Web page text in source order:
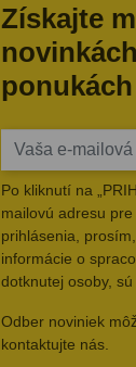
Získajte
ponukách
Po kliknutí na
mailovú adresu
prihlásenia,
informácie o
dotknutej osoby,
Odber noviniek
kontaktujte nás.